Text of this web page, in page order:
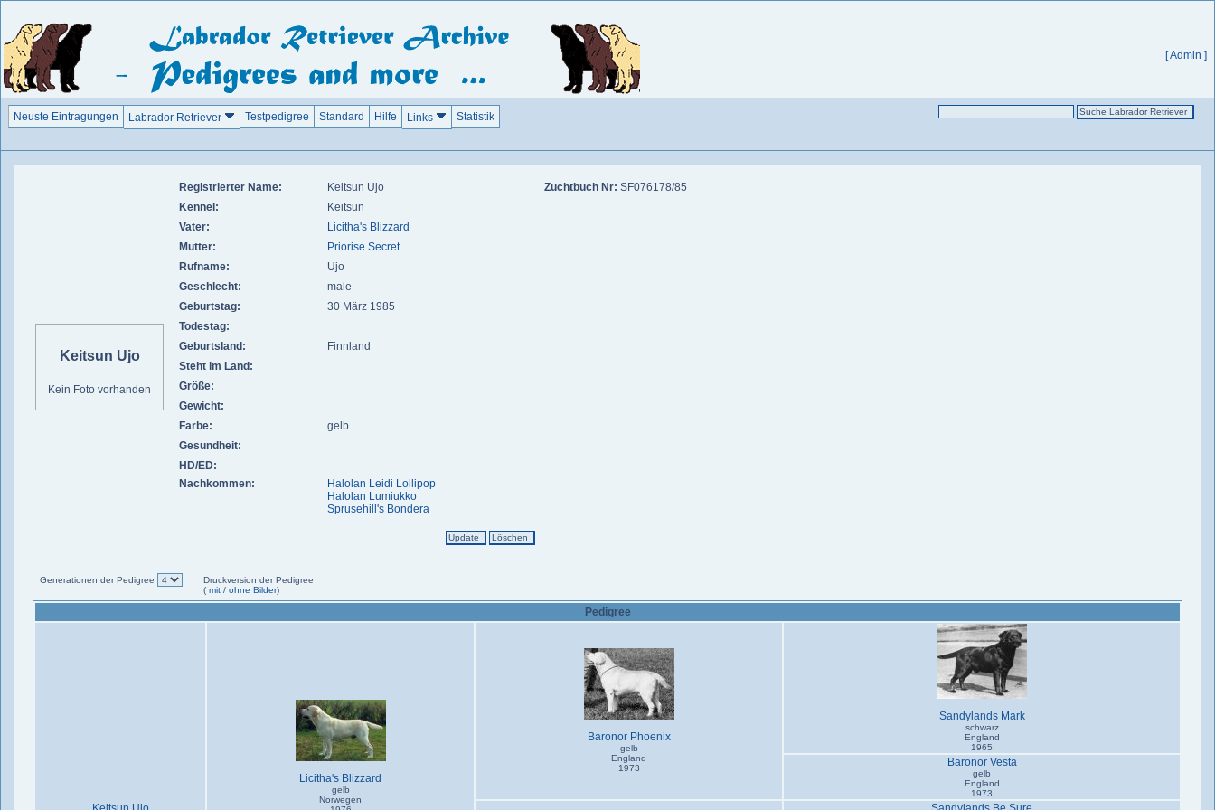
[ Admin ]
Neuste Eintragungen Labrador Retriever Testpedigree Standard Hilfe Links Statistik
Keitsun Ujo
Kein Foto vorhanden
Registrierter Name:
Keitsun Ujo
Kennel:
Keitsun
Vater:
Licitha's Blizzard
Mutter:
Priorise Secret
Rufname:
Ujo
Geschlecht:
male
Geburtstag:
30 März 1985
Todestag:
Geburtsland:
Finnland
Steht im Land:
Größe:
Gewicht:
Farbe:
gelb
Gesundheit:
HD/ED:
Nachkommen:
Halolan Leidi Lollipop
Halolan Lumiukko
Sprusehill's Bondera
Zuchtbuch Nr: SF076178/85
Generationen der Pedigree
Druckversion der Pedigree
( mit / ohne Bilder)
Pedigree
Licitha's Blizzard
gelb
Norwegen
Baronor Phoenix
gelb
England
1973
Sandylands Mark
schwarz
England
1965
Baronor Vesta
gelb
England
1973